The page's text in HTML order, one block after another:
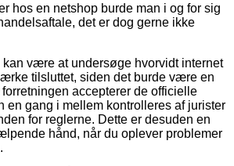
hos en netshop burde man i og for sig
det er dog gerne ikke
kan være at undersøge hvorvidt internet
tilsluttet, siden det burde være en
accepterer de officielle
en gang i mellem kontrolleres af jurister
for reglerne. Dette er desuden en
hånd, når du oplever problemer